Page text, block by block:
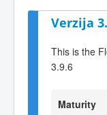
Verzija
This is the
3.9.6
Maturity